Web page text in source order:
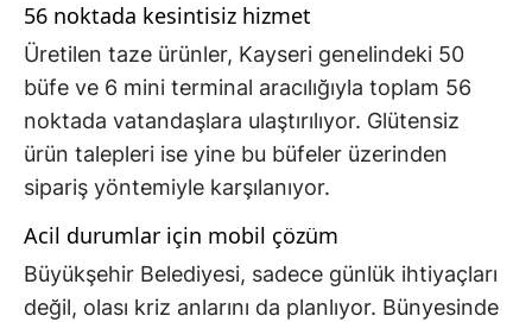
56 noktada kesintisiz hizmet
Üretilen taze ürünler, Kayseri genelindeki 50
büfe ve 6 mini terminal aracılığıyla toplam 56
noktada vatandaşlara ulaştırılıyor. Glütensiz
ürün talepleri ise yine bu büfeler üzerinden
sipariş yöntemiyle karşılanıyor.
Acil durumlar için mobil çözüm
Büyükşehir Belediyesi, sadece günlük ihtiyaçları
değil, olası kriz anlarını da planlıyor. Bünyesinde